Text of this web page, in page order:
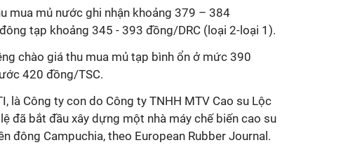
mua mủ nước ghi nhận khoảng 379 – 384
tạp khoảng 345 - 393 đồng/DRC (loại 2-loại 1).
chào giá thu mua mủ tạp bình ổn ở mức 390
420 đồng/TSC.
là Công ty con do Công ty TNHH MTV Cao su Lộc
đã bắt đầu xây dựng một nhà máy chế biến cao su
đông Campuchia, theo European Rubber Journal.